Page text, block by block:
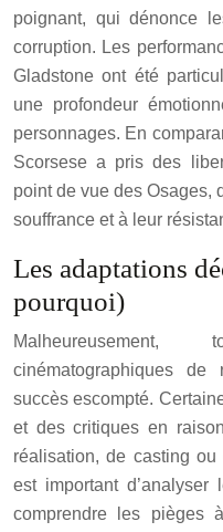
poignant, qui dénonce
corruption. Les
Gladstone ont été
une profondeur
personnages. En
Scorsese a pris des
point de vue des Osages,
souffrance et à leur
Les adaptations
pourquoi)
cinématographiques
succès escompté.
et des critiques en
réalisation, de casting
est important
comprendre les pièges